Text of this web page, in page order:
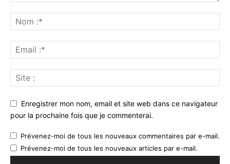
Enregistrer mon nom, email et site web dans ce navigateur
pour la prochaine fois que je commenterai.
Prévenez-moi de tous les nouveaux commentaires par e-mail.
Prévenez-moi de tous les nouveaux articles par e-mail.